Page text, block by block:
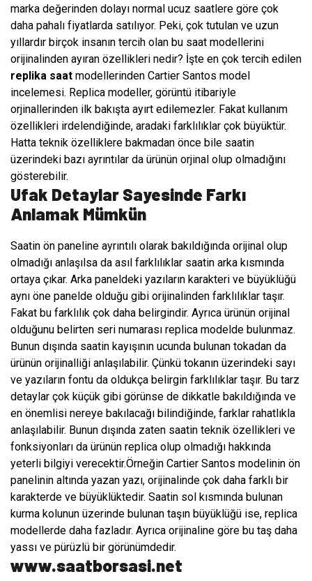
marka değerinden dolayı normal ucuz saatlere göre çok
daha pahalı fiyatlarda satılıyor. Peki, çok tutulan ve uzun
yıllardır birçok insanın tercih olan bu saat modellerini
orijinalinden ayıran özellikleri nedir? İşte en çok tercih edilen
replika saat modellerinden Cartier Santos model
incelemesi. Replica modeller, görüntü itibariyle
orjinallerinden ilk bakışta ayırt edilemezler. Fakat kullanım
özellikleri irdelendiğinde, aradaki farklılıklar çok büyüktür.
Hatta teknik özelliklere bakmadan önce bile saatin
üzerindeki bazı ayrıntılar da ürünün orjinal olup olmadığını
gösterebilir.
Ufak Detaylar Sayesinde Farkı
Anlamak Mümkün
Saatin ön paneline ayrıntılı olarak bakıldığında orijinal olup
olmadığı anlaşılsa da asıl farklılıklar saatin arka kısmında
ortaya çıkar. Arka paneldeki yazıların karakteri ve büyüklüğü
aynı öne panelde olduğu gibi orijinalinden farklılıklar taşır.
Fakat bu farklılık çok daha belirgindir. Ayrıca ürünün orijinal
olduğunu belirten seri numarası replica modelde bulunmaz.
Bunun dışında saatin kayışının ucunda bulunan tokadan da
ürünün orijinalliği anlaşılabilir. Çünkü tokanın üzerindeki sayı
ve yazıların fontu da oldukça belirgin farklılıklar taşır. Bu tarz
detaylar çok küçük gibi görünse de dikkatle bakıldığında ve
en önemlisi nereye bakılacağı bilindiğinde, farklar rahatlıkla
anlaşılabilir. Bunun dışında zaten saatin teknik özellikleri ve
fonksiyonları da ürünün replica olup olmadığı hakkında
yeterli bilgiyi verecektir.Örneğin Cartier Santos modelinin ön
panelinin altında yazan yazı, orijinalinde çok daha farklı bir
karakterde ve büyüklüktedir. Saatin sol kısmında bulunan
kurma kolunun üzerinde bulunan taşın büyüklüğü ise, replica
modellerde daha fazladır. Ayrıca orijinaline göre bu taş daha
yassı ve pürüzlü bir görünümdedir.
www.saatborsasi.net